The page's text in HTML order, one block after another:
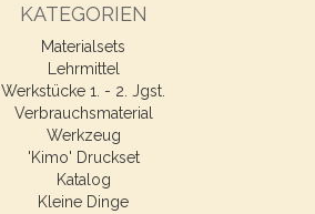
KATEGORIEN
Materialsets
Lehrmittel
Werkstücke 1. - 2. Jgst.
Verbrauchsmaterial
Werkzeug
'Kimo' Druckset
Katalog
Kleine Dinge